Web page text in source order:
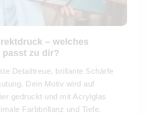
– welches
zu dir?
Detailtreue, brillante Schärfe
Dein Motiv wird auf
gedruckt und mit Acrylglas
Farbbrillanz und Tiefe.